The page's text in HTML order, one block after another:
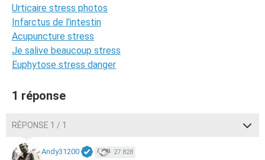
Urticaire stress photos
Infarctus de l'intestin
Acupuncture stress
Je salive beaucoup stress
Euphytose stress danger
1 réponse
RÉPONSE 1 / 1
Andy31200 27 828